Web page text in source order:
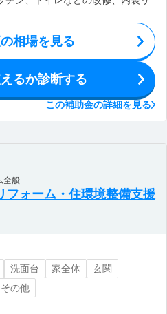
相場を見る
るか診断する
この補助金の詳細を見る
全般
フォーム・住環境整備支援
洗面台 家全体
玄関
その他